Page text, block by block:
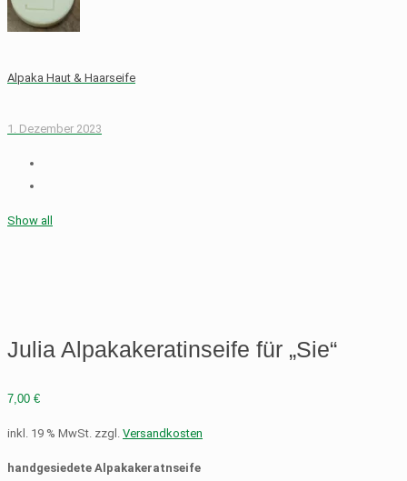
Alpaka Haut & Haarseife
1. Dezember 2023
Show all
Julia Alpakakeratinseife für „Sie“
7,00 €
inkl. 19 % MwSt. zzgl. Versandkosten
handgesiedete Alpakakeratnseife